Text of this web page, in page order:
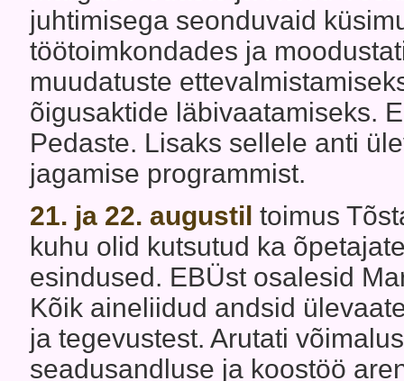
juhtimisega seonduvaid
töötoimkondades ja
muudatuste
õigusaktide läbivaatamiseks.
Pedaste. Lisaks sellele anti
jagamise programmist.
21. ja 22. augustil toimus
kuhu olid kutsutud ka
esindused. EBÜst osalesid
Kõik aineliidud andsid
ja tegevustest. Arutati
seadusandluse ja koostöö